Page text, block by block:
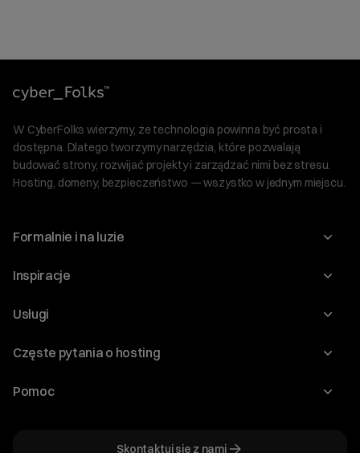
W CyberFolks wierzymy, że technologia powinna być prosta i
dostępna. Dlatego tworzymy narzędzia, które pozwalają
budować strony, rozwijać projekty i zarządzać nimi bez stresu.
Hosting, domeny, bezpieczeństwo — wszystko w jednym miejscu.
Formalnie i na luzie
O nas
Program Korzyści dla Inwestorów
Regulaminy i specyfikacje
Inspiracje
Blog
WordPress
Audyt stron
Usługi
Domeny
Częste pytania o hosting
Jak przenieść stronę?
Pomoc
Skontaktuj się z nami